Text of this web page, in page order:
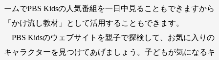
ームでPBS Kidsの人気番組を一日中見ることもできますから
「かけ流し教材」として活用することもできます。
PBS Kidsのウェブサイトを親子で探検して、お気に入りの
キャラクターを見つけてあげましょう。子どもが気になるキ